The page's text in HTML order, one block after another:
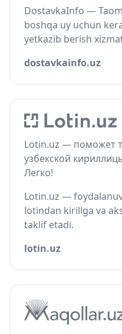
DostavkaInfo —
boshqa uy uchun
yetkazib berish
dostavkainfo.uz
Lotin.uz — поможет
узбекской
Легко!
Lotin.uz —
lotindan kirillga va
taklif etadi.
lotin.uz